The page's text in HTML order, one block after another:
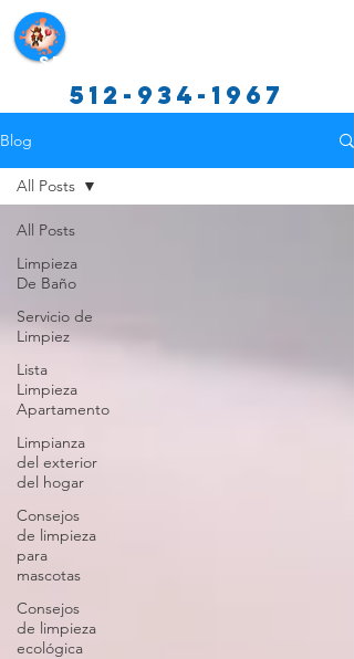
Servicios de limpieza de
512-934-1967
Blog
All Posts
Limpieza
De Baño
Servicio de
Limpiez
Lista
Limpieza
Apartamento
Limpianza
del exterior
del hogar
Consejos
de limpieza
para
mascotas
Consejos
de limpieza
ecológica
All Posts